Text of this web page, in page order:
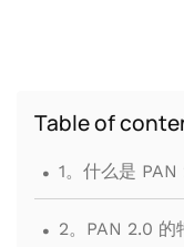
Table of
. 1。什么是 PAN
. 2。PAN 2.0 的